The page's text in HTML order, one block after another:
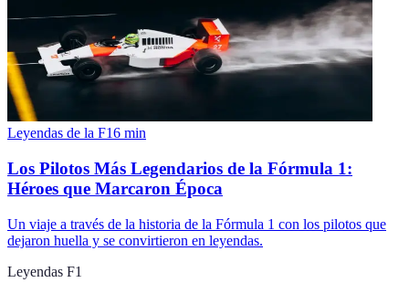
Leyendas de la F16 min
Los Pilotos Más Legendarios de la Fórmula 1:
Héroes que Marcaron Época
Un viaje a través de la historia de la Fórmula 1 con los pilotos que
dejaron huella y se convirtieron en leyendas.
Leyendas F1